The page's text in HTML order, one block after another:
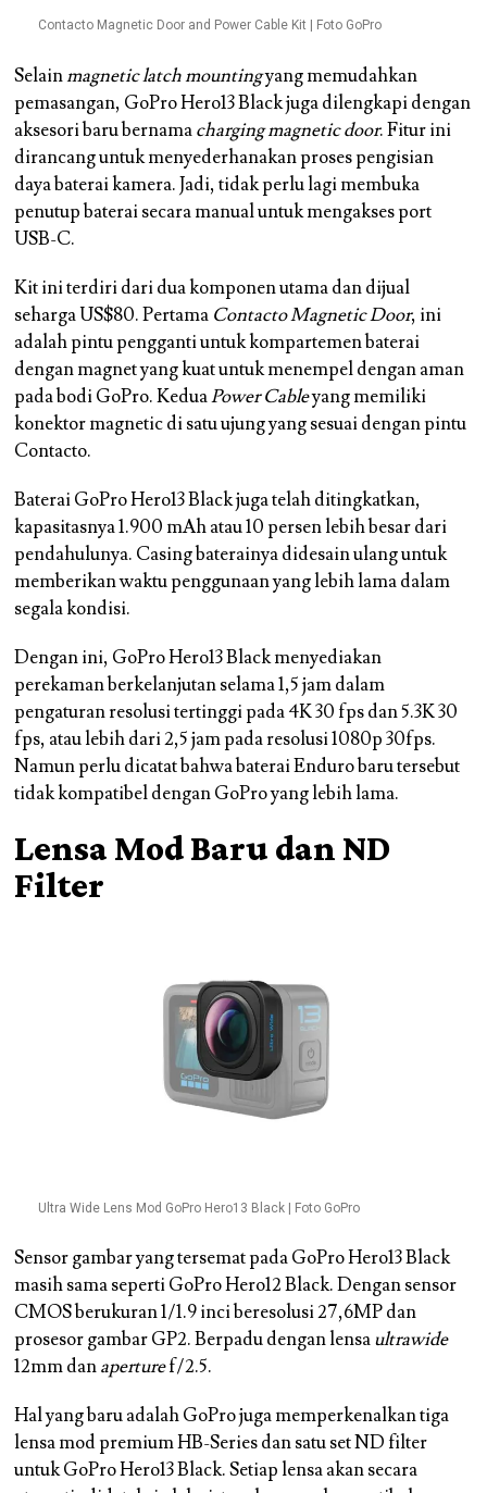
Contacto Magnetic Door and Power Cable Kit | Foto GoPro
Selainmagnetic latch mountingyang memudahkan
pemasangan, GoPro Hero13 Black juga dilengkapi dengan
aksesori baru bernamacharging magnetic door. Fitur ini
dirancang untuk menyederhanakan proses pengisian
daya baterai kamera. Jadi, tidak perlu lagi membuka
penutup baterai secara manual untuk mengakses port
USB-C.
Kit ini terdiri dari dua komponen utama dan dijual
seharga US$80. Pertama Contacto Magnetic Door, ini
adalah pintu pengganti untuk kompartemen baterai
dengan magnet yang kuat untuk menempel dengan aman
pada bodi GoPro. KeduaPower Cableyang memiliki
konektor magnetic di satu ujung yang sesuai dengan pintu
Contacto.
Baterai GoPro Hero13 Black juga telah ditingkatkan,
kapasitasnya 1.900 mAh atau 10 persen lebih besar dari
pendahulunya. Casing baterainya didesain ulang untuk
memberikan waktu penggunaan yang lebih lama dalam
segala kondisi.
Dengan ini, GoPro Hero13 Black menyediakan
perekaman berkelanjutan selama 1,5 jam dalam
pengaturan resolusi tertinggi pada 4K 30 fps dan 5.3K 30
fps, atau lebih dari 2,5 jam pada resolusi 1080p 30fps.
Namun perlu dicatat bahwa baterai Enduro baru tersebut
tidak kompatibel dengan GoPro yang lebih lama.
Lensa Mod Baru dan ND
Filter
Ultra Wide Lens Mod GoPro Hero13 Black | Foto GoPro
Sensor gambar yang tersemat pada GoPro Hero13 Black
masih sama seperti GoPro Hero12 Black. Dengan sensor
CMOS berukuran 1/1.9 inci beresolusi 27,6MP dan
prosesor gambar GP2. Berpadu dengan lensaultrawide
12mm danaperturef/2.5.
Hal yang baru adalah GoPro juga memperkenalkan tiga
lensa mod premium HB-Series dan satu set ND filter
untuk GoPro Hero13 Black. Setiap lensa akan secara